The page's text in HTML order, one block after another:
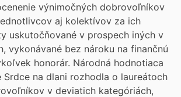
výnimočných dobrovoľníkov
aj kolektívov za ich
uskutočňované v prospech iných v
vykonávané bez nároku na finančnú
honorár. Národná hodnotiaca
na dlani rozhodla o laureátoch
v deviatich kategóriách,